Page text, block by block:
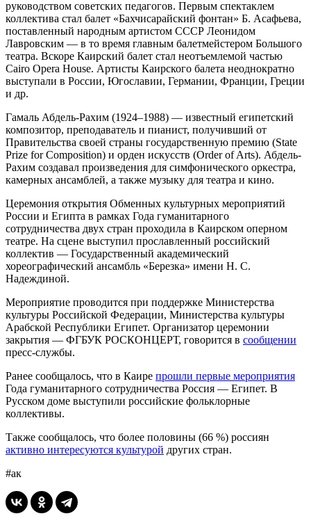
руководством советских педагогов. Первым спектаклем
коллектива стал балет «Бахчисарайский фонтан» Б. Асафьева,
поставленный народным артистом СССР Леонидом
Лавровским — в то время главным балетмейстером Большого
театра. Вскоре Каирский балет стал неотъемлемой частью
Cairo Opera Hоuse. Артисты Каирского балета неоднократно
выступали в России, Югославии, Германии, Франции, Греции
и др.
Гамаль Абдель-Рахим (1924–1988) — известный египетский
композитор, преподаватель и пианист, получивший от
Правительства своей страны государственную премию (State
Prize for Composition) и орден искусств (Order of Arts). Абдель-
Рахим создавал произведения для симфонического оркестра,
камерных ансамблей, а также музыку для театра и кино.
Церемония открытия Обменных культурных мероприятий
России и Египта в рамках Года гуманитарного
сотрудничества двух стран проходила в Каирском оперном
театре. На сцене выступил прославленный российский
коллектив — Государственный академический
хореографический ансамбль «Березка» имени Н. С.
Надеждиной.
Мероприятие проводится при поддержке Министерства
культуры Российской Федерации, Министерства культуры
Арабской Республики Египет. Организатор церемонии
закрытия — ФГБУК РОСКОНЦЕРТ, говорится в сообщении
пресс-службы.
Ранее сообщалось, что в Каире прошли первые мероприятия
Года гуманитарного сотрудничества Россия — Египет. В
Русском доме выступили российские фольклорные
коллективы.
Также сообщалось, что более половины (66 %) россиян
активно интересуются культурой других стран.
#ак